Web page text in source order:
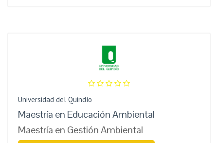
Universidad del Quindío
Maestría en Educación Ambiental
Maestría en Gestión Ambiental